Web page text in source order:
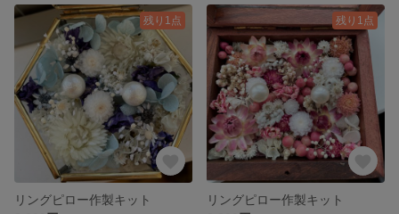
残り1点
リングピロー作製キット
残り1点
リングピロー作製キット